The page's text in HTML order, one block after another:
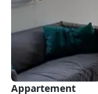
Appartement